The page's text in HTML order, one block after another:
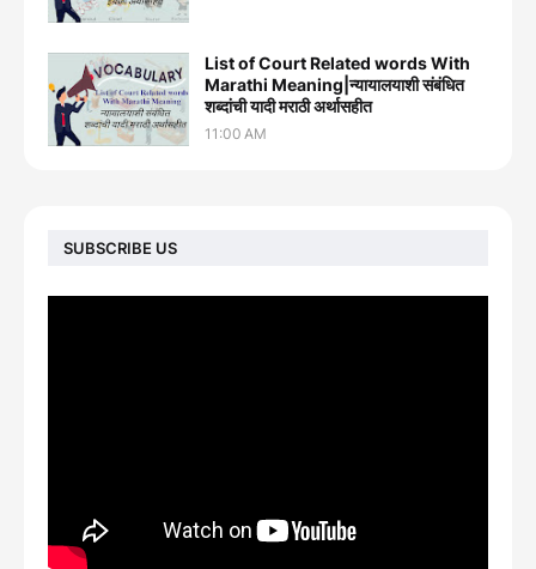
List of Court Related words With
Marathi Meaning|न्यायालयाशी संबंधित
शब्दांची यादी मराठी अर्थासहीत
11:00 AM
SUBSCRIBE US